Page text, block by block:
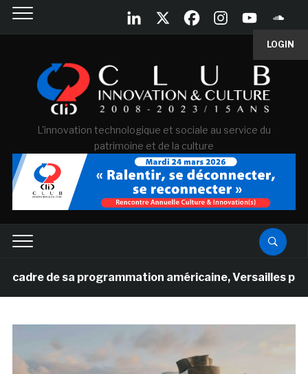
LOGIN
L'innovation technologique et sociale au service du
patrimoine et de la culture
de sa programmation américaine, Versailles présente